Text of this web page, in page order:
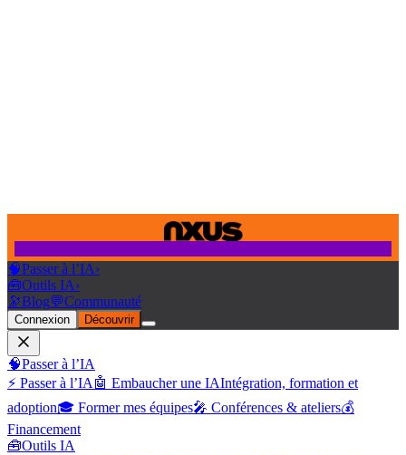
🧠Passer à l’IA›
🧰Outils IA›
🔭Blog💬Communauté
Connexion Découvrir
🧠Passer à l’IA
⚡ Passer à l’IA 🤖 Embaucher une IAIntégration, formation et
adoption🎓 Former mes équipes🎤 Conférences & ateliers💰
Financement
🧰Outils IA